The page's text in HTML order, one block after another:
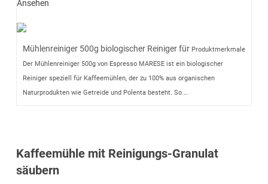
Ansehen
Mühlenreiniger 500g biologischer Reiniger für Produktmerkmale
Der Mühlenreiniger 500g von Espresso MARESE ist ein biologischer
Reiniger speziell für Kaffeemühlen, der zu 100% aus organischen
Naturprodukten wie Getreide und Polenta besteht. So …
Kaffeemühle mit Reinigungs-Granulat
säubern